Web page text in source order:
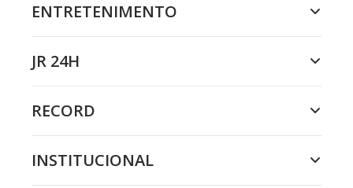
ENTRETENIMENTO
JR 24H
RECORD
INSTITUCIONAL